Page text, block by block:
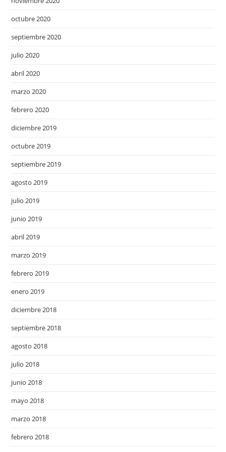
octubre 2020
septiembre 2020
julio 2020
abril 2020
marzo 2020
febrero 2020
diciembre 2019
octubre 2019
septiembre 2019
agosto 2019
julio 2019
junio 2019
abril 2019
marzo 2019
febrero 2019
enero 2019
diciembre 2018
septiembre 2018
agosto 2018
julio 2018
junio 2018
mayo 2018
marzo 2018
febrero 2018